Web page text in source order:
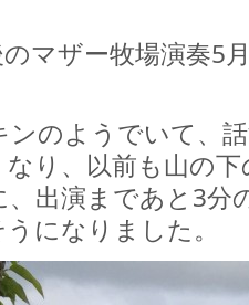
マザー牧場演奏5
のようでいて、
り、以前も山の
出演まであと3分
になりました。